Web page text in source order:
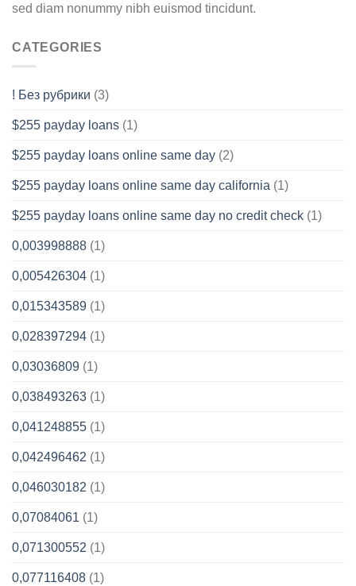
sed diam nonummy nibh euismod tincidunt.
CATEGORIES
! Без рубрики (3)
$255 payday loans (1)
$255 payday loans online same day (2)
$255 payday loans online same day california (1)
$255 payday loans online same day no credit check (1)
0,003998888 (1)
0,005426304 (1)
0,015343589 (1)
0,028397294 (1)
0,03036809 (1)
0,038493263 (1)
0,041248855 (1)
0,042496462 (1)
0,046030182 (1)
0,07084061 (1)
0,071300552 (1)
0,077116408 (1)